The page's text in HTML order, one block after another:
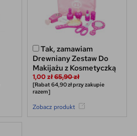
Tak, zamawiam
Drewniany Zestaw Do
Makijażu z Kosmetyczką
1,00 zł65,90 zł
[Rabat 64,90 zł przy zakupie
razem]
Zobacz produkt